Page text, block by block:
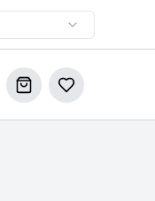
onsWinkelwagen
Bestellijsten